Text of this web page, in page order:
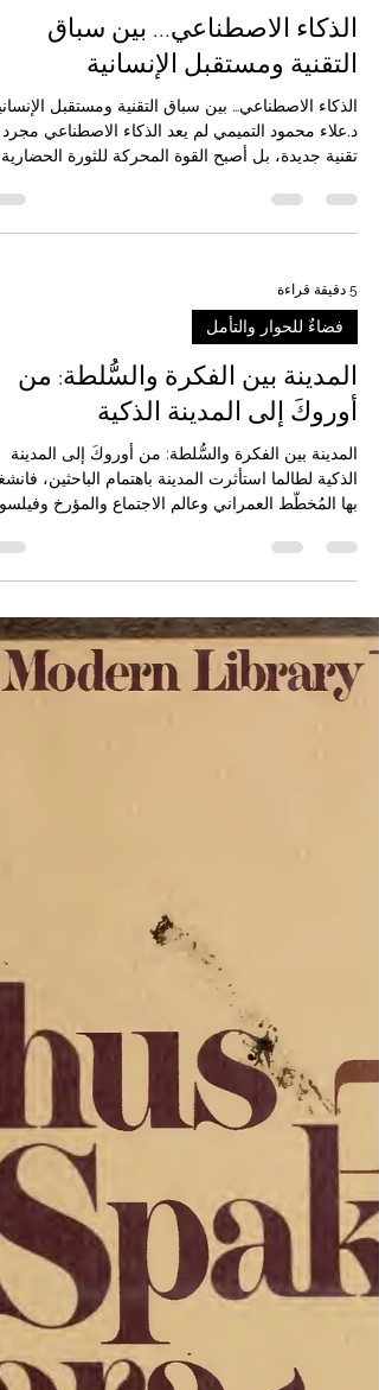
الذكاء الاصطناعي… بين سباق
التقنية ومستقبل الإنسانية
الذكاء الاصطناعي… بين سباق التقنية ومستقبل
د.علاء محمود التميمي لم يعد الذكاء الاصطناعي مجرد
تقنية جديدة، بل أصبح القوة المحركة للثورة الحضارية
والكهرباء أنماط الحياة، والإنترنت وسائل التواصل
والمعرفة. واليوم يقف العالم أمام تحول قد يكون
الإنسان فحسب، بل بدأ يشاركه في التفكير واتخاذ
الاصطناعي العالم؟ بل أصبح:
5 دقيقة قراءة
فضاءٌ للحوار والتأمل
المدينة بين الفكرة والسُّلطة: من
أوروكَ إلى المدينة الذكية
المدينة بين الفكرة والسُّلطة: من أوروكَ إلى المدينة
الذكية لطالما استأثرت المدينة باهتمام الباحثين،
بها المُخطّط العمراني وعالم الاجتماع والمؤرخ
الخيوط في نسيجٍ واحد، وينظر إلى المدينة بوصفها
تفاعلٍ سرمديٍّ بين الحُلْم والسلطة؛ بين رغبة الإنسان
التنظيم والتوجيه والضبط. من هذه الثغرة، تولّدت
هذا الكتاب الذي أتقصّى فيه أثر هذه العلاقة، بدءًا من
أوروك، أقدم